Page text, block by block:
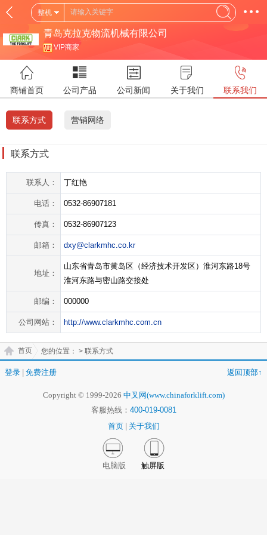
整机
青岛克拉克物流机械有限公司
VIP商家
商铺首页 公司产品 公司新闻 关于我们 联系我们
联系方式 营销网络
联系方式
联系人： 丁红艳
电话： 0532-86907181
传真： 0532-86907123
邮箱： dxy@clarkmhc.co.kr
地址：
山东省青岛市黄岛区（经济技术开发区）淮河东路18号
淮河东路与密山路交接处
邮编： 000000
公司网站： http://www.clarkmhc.com.cn
您的位置：
首页 > 联系方式
登录 免费注册 返回顶部↑
Copyright © 1999-2026 中叉网(www.chinaforklift.com)
客服热线： 400-019-0081
首页
关于我们
电脑版 触屏版